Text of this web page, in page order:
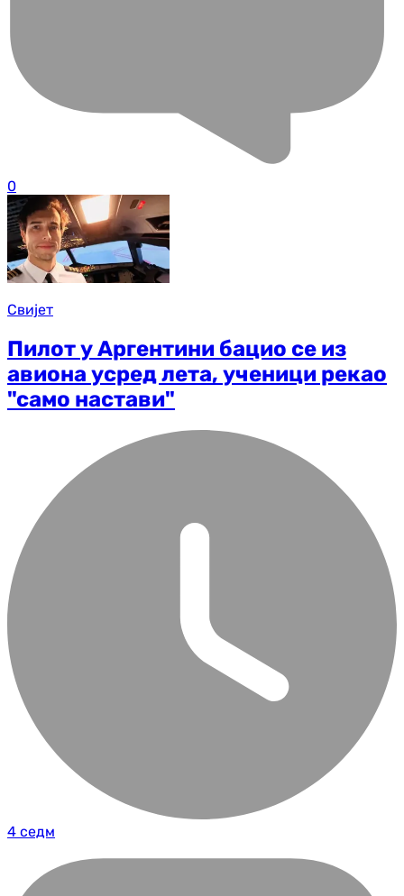
0
Свијет
Пилот у Аргентини бацио се из
авиона усред лета, ученици рекао
"само настави"
4 седм